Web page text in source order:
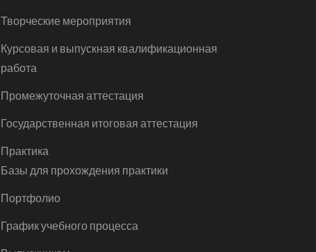
Творческие мероприятия
Курсовая и выпускная квалификационная
работа
Промежуточная аттестация
Государственная итоговая аттестация
Практика
Базы для прохождения практики
Портфолио
График учебного процесса